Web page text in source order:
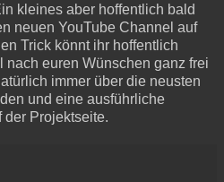
kleines aber hoffentlich bald
neuen YouTube Channel auf
Trick könnt ihr hoffentlich
euren Wünschen ganz frei
immer über die neusten
und eine ausführliche
der Projektseite.